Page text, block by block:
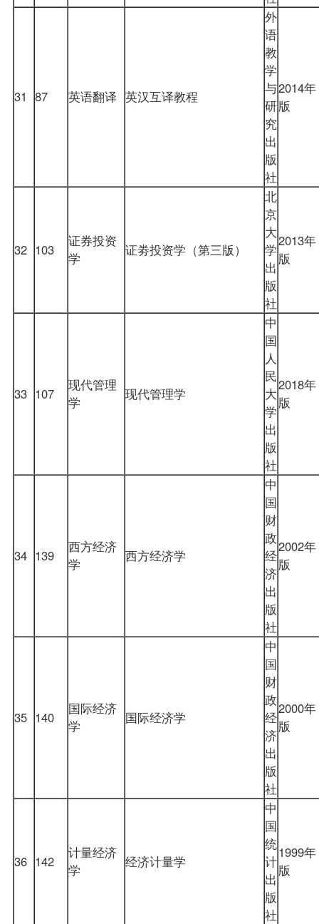
31 87 英语翻译 英汉互译教程
外
语
教
学
与
研
究
出
版
社
2014年
版
32 103
证券投资
学
证劵投资学（第三版）
北
京
大
学
出
版
社
2013年
版
33 107
现代管理
学
现代管理学
中
国
人
民
大
学
出
版
社
2018年
版
34 139
西方经济
学
西方经济学
中
国
财
政
经
济
出
版
社
2002年
版
35 140
国际经济
学
国际经济学
中
国
财
政
经
济
出
版
社
2000年
版
36 142
计量经济
学
经济计量学
中
国
统
计
出
版
社
1999年
版